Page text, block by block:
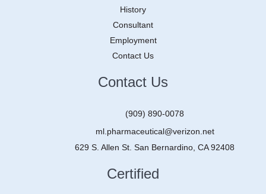
History
Consultant
Employment
Contact Us
Contact Us
(909) 890-0078
ml.pharmaceutical@verizon.net
629 S. Allen St. San Bernardino, CA 92408
Certified